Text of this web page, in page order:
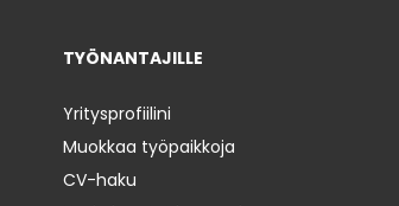
TYÖNANTAJILLE
Yritysprofiilini
Muokkaa työpaikkoja
CV-haku